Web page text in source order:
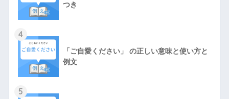
つき
4
「ご自愛ください」 の正しい意味と使い方と
例文
5